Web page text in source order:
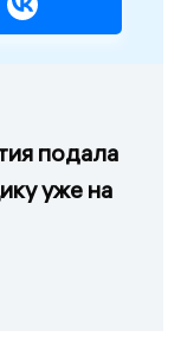
подала
уже на